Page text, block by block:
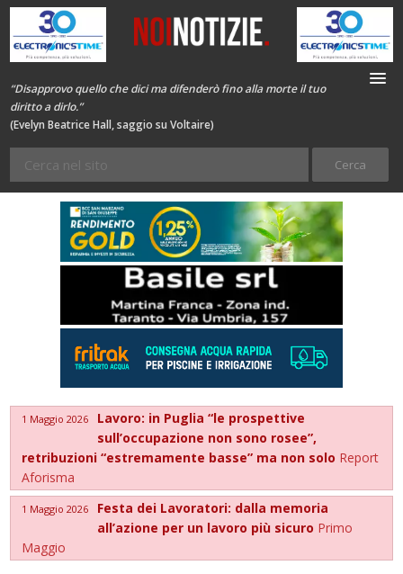
“Disapprovo quello che dici ma difenderò fino alla morte il tuo
diritto a dirlo.”
(Evelyn Beatrice Hall, saggio su Voltaire)
1 Maggio 2026
Lavoro: in Puglia “le prospettive
sull’occupazione non sono rosee”,
retribuzioni “estremamente basse” ma non solo Report
Aforisma
1 Maggio 2026
Festa dei Lavoratori: dalla memoria
all’azione per un lavoro più sicuro Primo
Maggio